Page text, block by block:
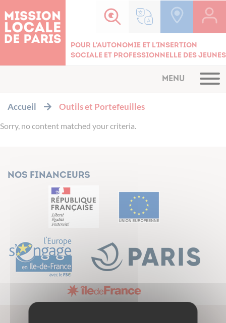
Pour l'autonomie et l'insertion
sociale et professionnelle des jeunes
MENU
Accueil Outils et Portefeuilles
Sorry, no content matched your criteria.
Nos financeurs